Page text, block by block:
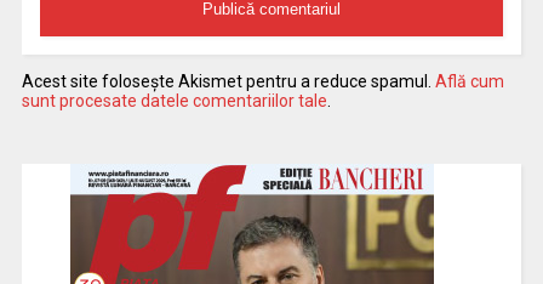
Acest site folosește Akismet pentru a reduce spamul. Află cum
sunt procesate datele comentariilor tale